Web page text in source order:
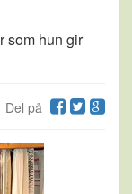
som hun gir
Del på